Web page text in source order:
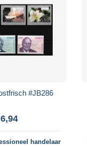
#JB286
handelaar